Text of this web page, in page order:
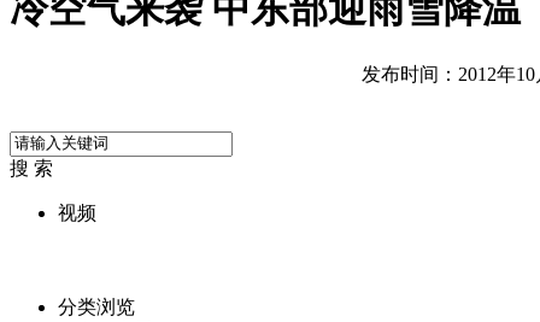
冷空气来袭 中东部迎雨雪降温
发布时间：2012年10
搜 索
视频
分类浏览